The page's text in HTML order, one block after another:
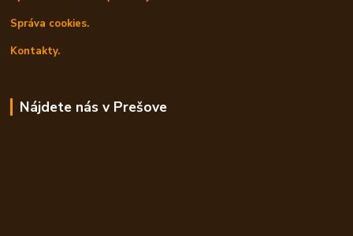
Správa cookies.
Kontakty.
Nájdete nás v Prešove